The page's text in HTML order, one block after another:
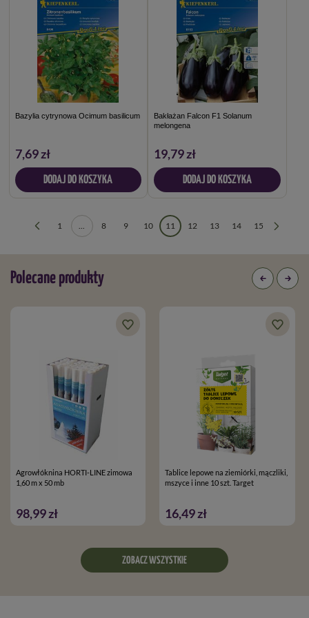
Bazylia cytrynowa Ocimum basilicum
7,69 zł
DODAJ DO KOSZYKA
Bakłażan Falcon F1 Solanum
melongena
19,79 zł
DODAJ DO KOSZYKA
1 8 9 10 11 12 13 14 15
Polecane produkty
Agrowłóknina HORTI-LINE zimowa
1,60 m x 50 mb
98,99 zł
Tablice lepowe na ziemiórki, mączliki,
mszyce i inne 10 szt. Target
16,49 zł
ZOBACZ WSZYSTKIE